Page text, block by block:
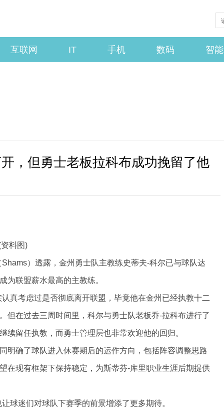
互联网 IT 手机 数码 智能
，但勇士老板拉科布成功挽留了他
资料图)
）透露，金州勇士队主教练史蒂夫-科尔已与球队达
为联盟薪水最高的主教练。
真考虑过是否彻底离开联盟，毕竟他在金州已经执教十二
但在过去三周时间里，科尔与勇士队老板乔-拉科布进行了
留任执教，而勇士管理层也非常欢迎他的回归。
明确了球队进入休赛期后的运作方向，包括阵容调整思路
在现有框架下保持稳定，为斯蒂芬-库里职业生涯后期提供
球迷们对球队下赛季的前景增添了更多期待。